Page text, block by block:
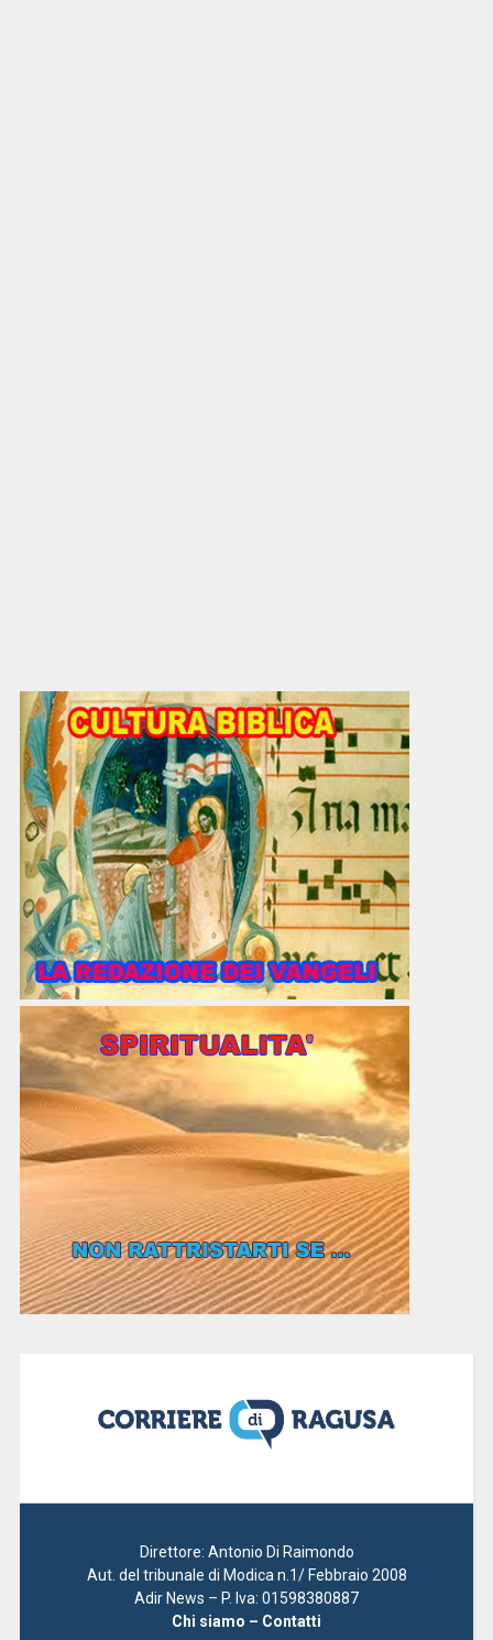
Direttore: Antonio Di Raimondo
Aut. del tribunale di Modica n.1/ Febbraio 2008
Adir News – P. Iva: 01598380887
Chi siamo – Contatti